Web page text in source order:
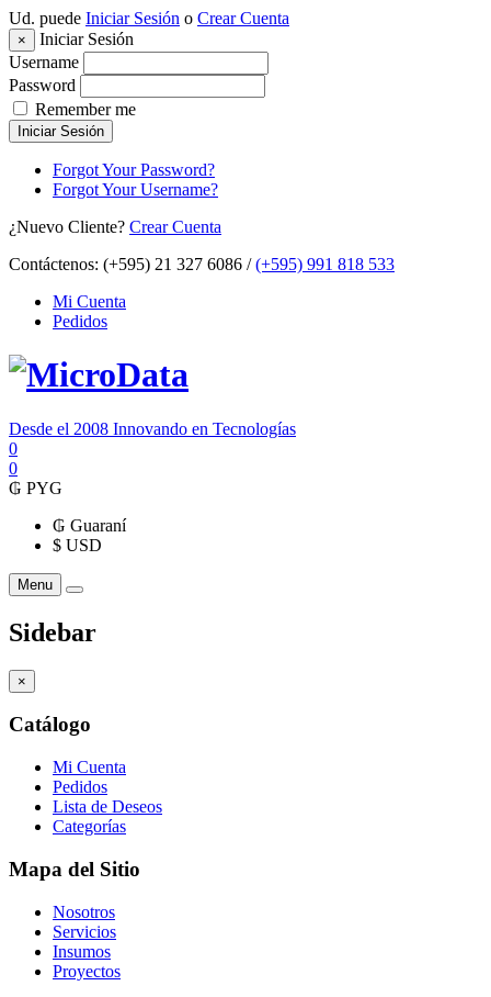
Ud. puede Iniciar Sesión o Crear Cuenta
×
Iniciar Sesión
Username
Password
Remember me
Iniciar Sesión
Forgot Your Password?
Forgot Your Username?
¿Nuevo Cliente? Crear Cuenta
Contáctenos: (+595) 21 327 6086 /(+595) 991 818 533
Mi Cuenta
Pedidos
Desde el 2008 Innovando en Tecnologías
0
0
₲ PYG
₲ Guaraní
$ USD
Menu
Sidebar
×
Catálogo
Mi Cuenta
Pedidos
Lista de Deseos
Categorías
Mapa del Sitio
Nosotros
Servicios
Insumos
Proyectos